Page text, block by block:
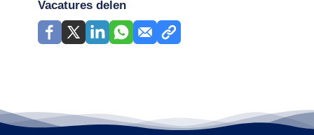
Vacatures delen